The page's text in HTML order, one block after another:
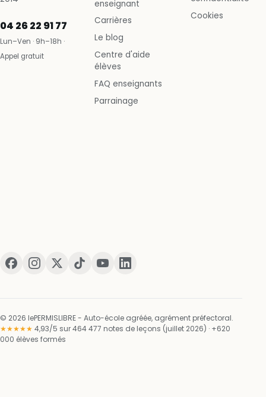
04 26 22 91 77
Lun–Ven · 9h–18h ·
Appel gratuit
enseignant
Carrières
Le blog
Centre d'aide
élèves
FAQ enseignants
Parrainage
Cookies
© 2026 lePERMISLIBRE - Auto-école agréée, agrément préfectoral.
★★★★★ 4,93/5 sur 464 477 notes de leçons (juillet 2026) · +620
000 élèves formés